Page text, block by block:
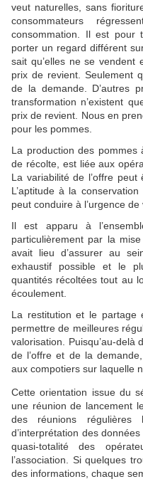
veut naturelles, sans
consommateurs
consommation. Il est pour
porter un regard différent
sait qu’elles ne se vendent
prix de revient. Seulement
de la demande. D’autres
transformation n’existent
prix de revient. Nous en
pour les pommes.
La production des
de récolte, est liée aux
La variabilité de l’offre
L’aptitude à la
peut conduire à l’urgence de
Il est apparu à
particulièrement par la
avait lieu d’assurer au
exhaustif possible et le
quantités récoltées tout au
écoulement.
La restitution et le partage
permettre de meilleures
valorisation. Puisqu’au-delà
de l’offre et de la
aux compotiers sur laquelle
Cette orientation issue du
une réunion de lancement
des réunions régulières
d’interprétation des
quasi-totalité des
l’association. Si quelques
des informations, chaque